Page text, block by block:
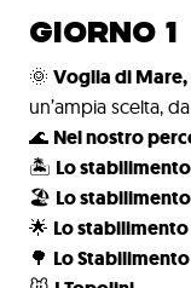
GIORNO 1
🌞 Voglia di Mare,
un’ampia scelta, da
🌊 Nel nostro
🏝️ Lo
🏖️ Lo
🌟 Lo
🌳 Lo